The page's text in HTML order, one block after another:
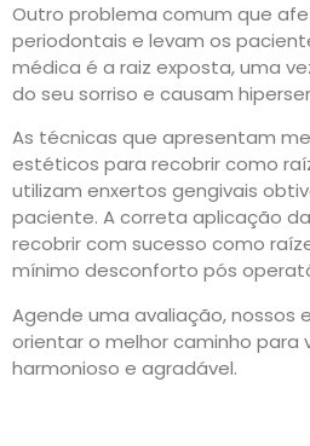
Outro problema comum que
periodontais e levam os
médica é a raiz exposta, uma
do seu sorriso e causam
As técnicas que apresentam
estéticos para recobrir como
utilizam enxertos gengivais
paciente. A correta aplicação
recobrir com sucesso como
mínimo desconforto pós
Agende uma avaliação, nossos
orientar o melhor caminho para
harmonioso e agradável.